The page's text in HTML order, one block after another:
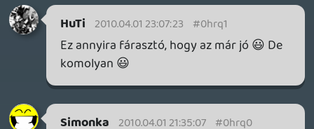
rolmanus 2010.04.01 18:08:12 #0hrpu
Liquid, ha összegyűjtök 100 szavazatot,
lehet havishow? 😃
Alwares 2010.04.01 18:05:21 #0hrpt